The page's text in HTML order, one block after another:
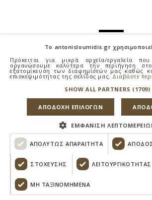
To antonisloumidis.gr
Πρόκειται για μικρά αρχεία/εργαλεία
οργανώσουμε καλύτερα την περιήγηση
εξατομίκευση των διαφημίσεών μας καθώς
επισκεψιμότητας της σελίδας μας. Διαβάστε
SHOW ALL PARTNERS
ΑΠΟΛΥΤΩΣ ΑΠΑΡΑΙΤΗΤΑ
ΣΤΟΧΕΥΣΗΣ ΛΕΙΤΟΥΡΓΙΚΟΤΗΤΑΣ
ΜΗ ΤΑΞΙΝΟΜΗΜΈΝΑ
ΑΠΟΔΟΧΗ ΕΠΙΛΟΓΩΝ
ΕΜΦΑΝΙΣΗ